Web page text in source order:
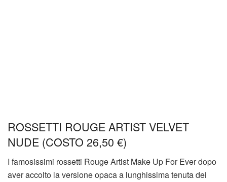
ROSSETTI ROUGE ARTIST VELVET
NUDE (COSTO 26,50 €)
I famosissimi rossetti Rouge Artist Make Up For Ever dopo
aver accolto la versione opaca a lunghissima tenuta dei